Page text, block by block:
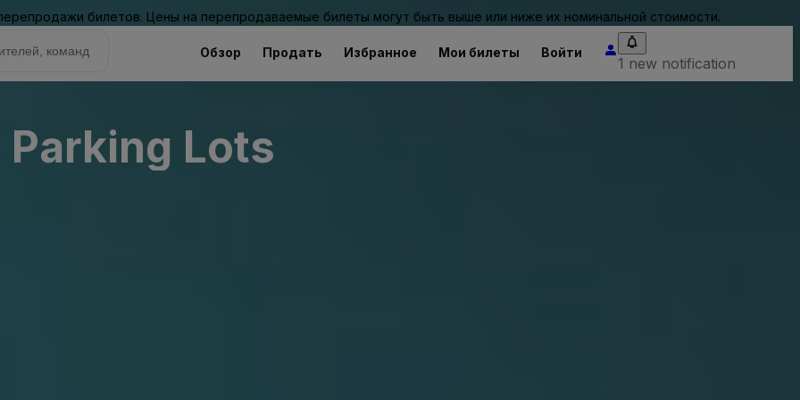
билетов. Цены на перепродаваемые билеты могут быть выше или ниже их номинальной стоимости.
Обзор Продать Избранное Мои билеты Войти
1 new notification
Lots